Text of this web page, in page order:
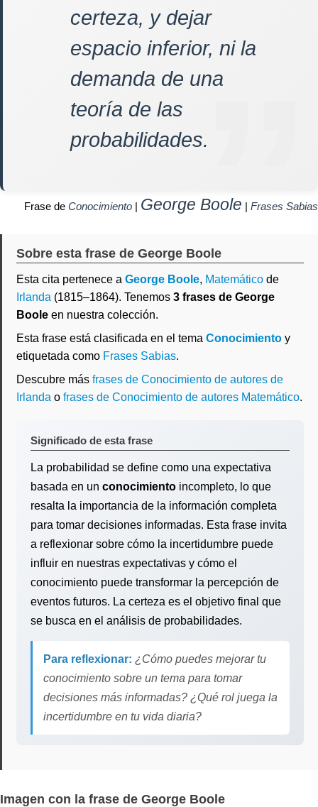
certeza, y dejar
espacio inferior, ni la
demanda de una
teoría de las
probabilidades.
Frase de Conocimiento | George Boole | Frases Sabias
Sobre esta frase de George Boole
Esta cita pertenece a George Boole, Matemático de
Irlanda (1815–1864). Tenemos 3 frases de George
Boole en nuestra colección.
Esta frase está clasificada en el tema Conocimiento y
etiquetada como Frases Sabias.
Descubre más frases de Conocimiento de autores de
Irlanda o frases de Conocimiento de autores Matemático.
Significado de esta frase
La probabilidad se define como una expectativa
basada en un conocimiento incompleto, lo que
resalta la importancia de la información completa
para tomar decisiones informadas. Esta frase invita
a reflexionar sobre cómo la incertidumbre puede
influir en nuestras expectativas y cómo el
conocimiento puede transformar la percepción de
eventos futuros. La certeza es el objetivo final que
se busca en el análisis de probabilidades.
Para reflexionar: ¿Cómo puedes mejorar tu
conocimiento sobre un tema para tomar
decisiones más informadas? ¿Qué rol juega la
incertidumbre en tu vida diaria?
Imagen con la frase de George Boole